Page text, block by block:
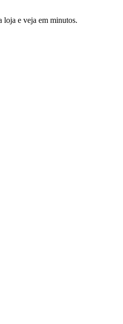
loja e veja em minutos.